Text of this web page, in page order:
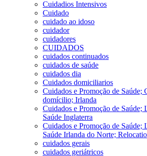
Cuidadios Intensivos
Cuidado
cuidado ao idoso
cuidador
cuidadores
CUIDADOS
cuidados continuados
cuidados de saúde
cuidados dia
Cuidados domiciliarios
Cuidados e Promoção de Saúde;
domícilio; Irlanda
Cuidados e Promoção de Saúde;
Saúde Inglaterra
Cuidados e Promoção de Saúde;
Saúde Irlanda do Norte;
cuidados gerais
cuidados geriátricos